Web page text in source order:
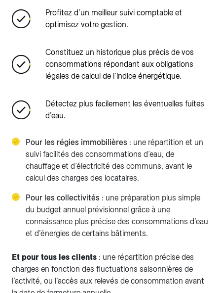
Profitez d’un meilleur suivi comptable et
optimisez votre gestion.
Constituez un historique plus précis de vos
consommations répondant aux obligations
légales de calcul de l’indice énergétique.
Détectez plus facilement les éventuelles fuites
d’eau.
Pour les régies immobilières : une répartition et un
suivi facilités des consommations d’eau, de
chauffage et d’électricité des communs, avant le
calcul des charges des locataires.
Pour les collectivités : une préparation plus simple
du budget annuel prévisionnel grâce à une
connaissance plus précise des consommations d’eau
et d’énergies de certains bâtiments.
Et pour tous les clients : une répartition précise des
charges en fonction des fluctuations saisonnières de
l’activité, ou l’accès aux relevés de consommation avant